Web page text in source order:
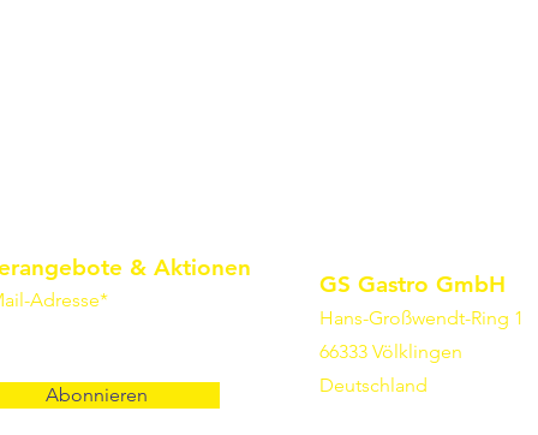
& Aktionen
Adresse*
Abonnieren
GS Gastro GmbH
Hans-Großwendt-Ring 1
66333 Völklingen
Deutschland